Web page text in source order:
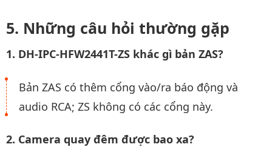
Những câu hỏi thường gặp
1. DH-IPC-HFW2441T-ZS khác gì bản ZAS?
Bản ZAS có thêm cổng vào/ra báo động và
audio RCA; ZS không có các cổng này.
2. Camera quay đêm được bao xa?